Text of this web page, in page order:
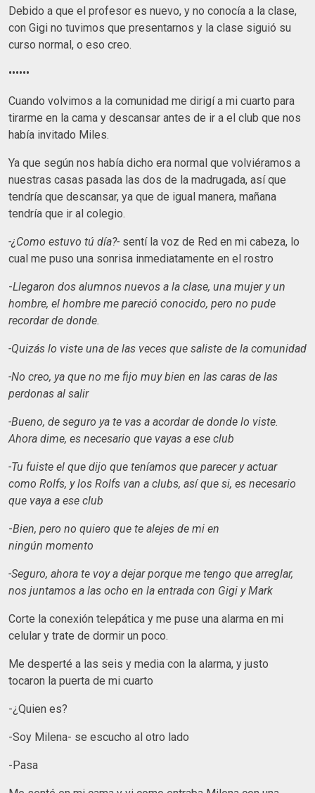
Debido a que el profesor es nuevo, y no conocía a la clase,
con Gigi no tuvimos que presentarnos y la clase siguió su
curso normal, o eso creo.
••••••
Cuando volvimos a la comunidad me dirigí a mi cuarto para
tirarme en la cama y descansar antes de ir a el club que nos
había invitado Miles.
Ya que según nos había dicho era normal que volviéramos a
nuestras casas pasada las dos de la madrugada, así que
tendría que descansar, ya que de igual manera, mañana
tendría que ir al colegio.
-¿Como estuvo tú día?- sentí la voz de Red en mi cabeza, lo
cual me puso una sonrisa inmediatamente en el rostro
-Llegaron dos alumnos nuevos a la clase, una mujer y un
hombre, el hombre me pareció conocido, pero no pude
recordar de donde.
-Quizás lo viste una de las veces que saliste de la comunidad
-No creo, ya que no me fijo muy bien en las caras de las
perdonas al salir
-Bueno, de seguro ya te vas a acordar de donde lo viste.
Ahora dime, es necesario que vayas a ese club
-Tu fuiste el que dijo que teníamos que parecer y actuar
como Rolfs, y los Rolfs van a clubs, así que si, es necesario
que vaya a ese club
-Bien, pero no quiero que te alejes de mi en
ningún momento
-Seguro, ahora te voy a dejar porque me tengo que arreglar,
nos juntamos a las ocho en la entrada con Gigi y Mark
Corte la conexión telepática y me puse una alarma en mi
celular y trate de dormir un poco.
Me desperté a las seis y media con la alarma, y justo
tocaron la puerta de mi cuarto
-¿Quien es?
-Soy Milena- se escucho al otro lado
-Pasa